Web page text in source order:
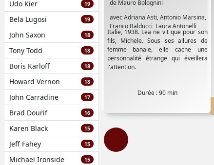
Udo Kier 19
Bela Lugosi 19
John Saxon 18
Tony Todd 18
Boris Karloff 18
Howard Vernon 18
John Carradine 17
Brad Dourif 16
Karen Black 15
Jeff Fahey 15
Michael Ironside 15
de Mauro Bolognini
avecAdriana Asti,Antonio Marsina,
Franco Balducci Laura Antonelli
Mario Scaccia,Max von Sydow,
Milena Vukovic,Renato Pozzetto
Rita Tushingham
Shelley Winters
Italie, 1938. Lea ne vit que pour son
fils, Michele. Sous ses allures de
femme banale, elle cache une
personnalité étrange qui éveillera
l'attention.
Durée : 90 min